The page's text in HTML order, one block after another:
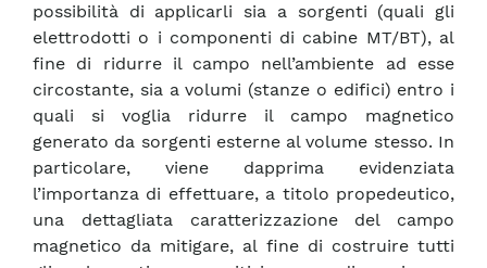
possibilità di applicarli sia a sorgenti (quali gli
elettrodotti o i componenti di cabine MT/BT), al
fine di ridurre il campo nell’ambiente ad esse
circostante, sia a volumi (stanze o edifici) entro i
quali si voglia ridurre il campo magnetico
generato da sorgenti esterne al volume stesso. In
particolare, viene dapprima evidenziata
l’importanza di effettuare, a titolo propedeutico,
una dettagliata caratterizzazione del campo
magnetico da mitigare, al fine di costruire tutti